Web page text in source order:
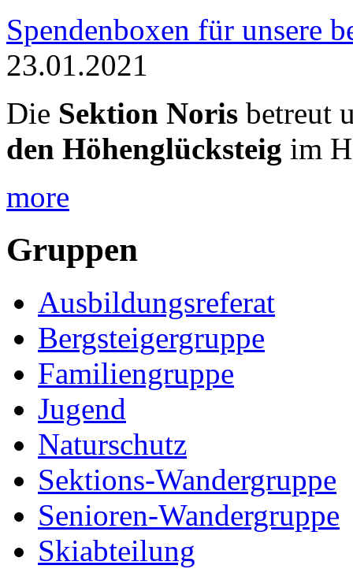
Spendenboxen für unsere
23.01.2021
Die Sektion Noris betreut
den Höhenglücksteig im
more
Gruppen
Ausbildungsreferat
Bergsteigergruppe
Familiengruppe
Jugend
Naturschutz
Sektions-Wandergruppe
Senioren-Wandergruppe
Skiabteilung